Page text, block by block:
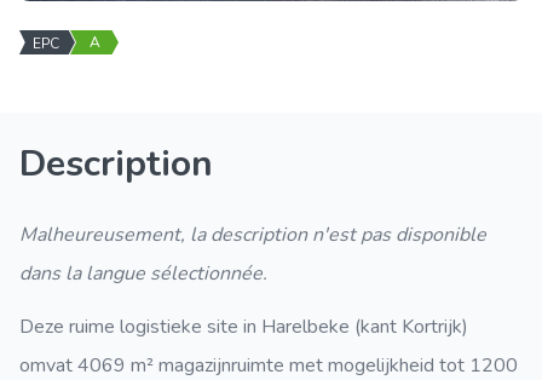
EPC A
Description
Malheureusement, la description n'est pas disponible
dans la langue sélectionnée.
Deze ruime logistieke site in Harelbeke (kant Kortrijk)
omvat 4069 m² magazijnruimte met mogelijkheid tot 1200